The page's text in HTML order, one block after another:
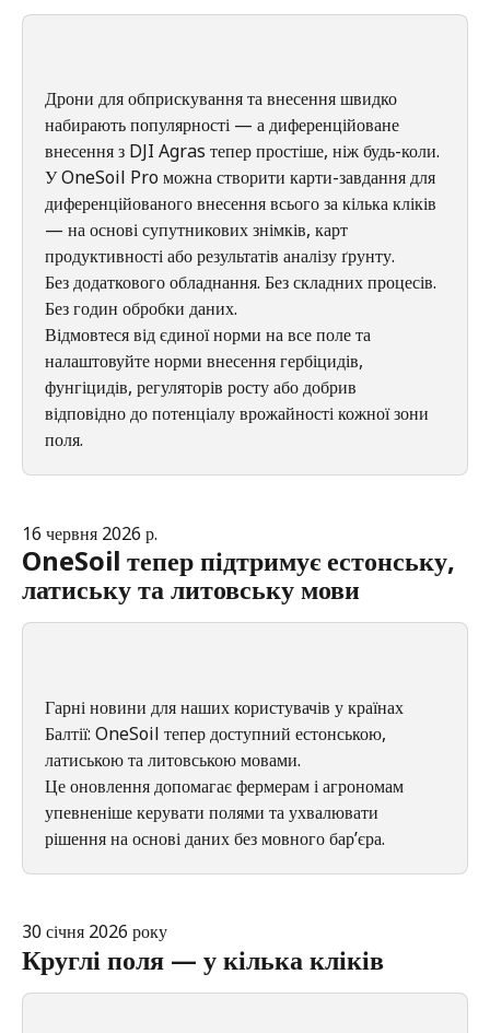
Дрони для обприскування та внесення швидко
набирають популярності — а диференційоване
внесення з DJI Agras тепер простіше, ніж будь-коли.
У OneSoil Pro можна створити карти-завдання для
диференційованого внесення всього за кілька кліків
— на основі супутникових знімків, карт
продуктивності або результатів аналізу ґрунту.
Без додаткового обладнання. Без складних процесів.
Без годин обробки даних.
Відмовтеся від єдиної норми на все поле та
налаштовуйте норми внесення гербіцидів,
фунгіцидів, регуляторів росту або добрив
відповідно до потенціалу врожайності кожної зони
поля.
16 червня 2026 р.
OneSoil тепер підтримує естонську,
латиську та литовську мови
Гарні новини для наших користувачів у країнах
Балтії: OneSoil тепер доступний естонською,
латиською та литовською мовами.
Це оновлення допомагає фермерам і агрономам
упевненіше керувати полями та ухвалювати
рішення на основі даних без мовного бар’єра.
30 січня 2026 року
Круглі поля — у кілька кліків